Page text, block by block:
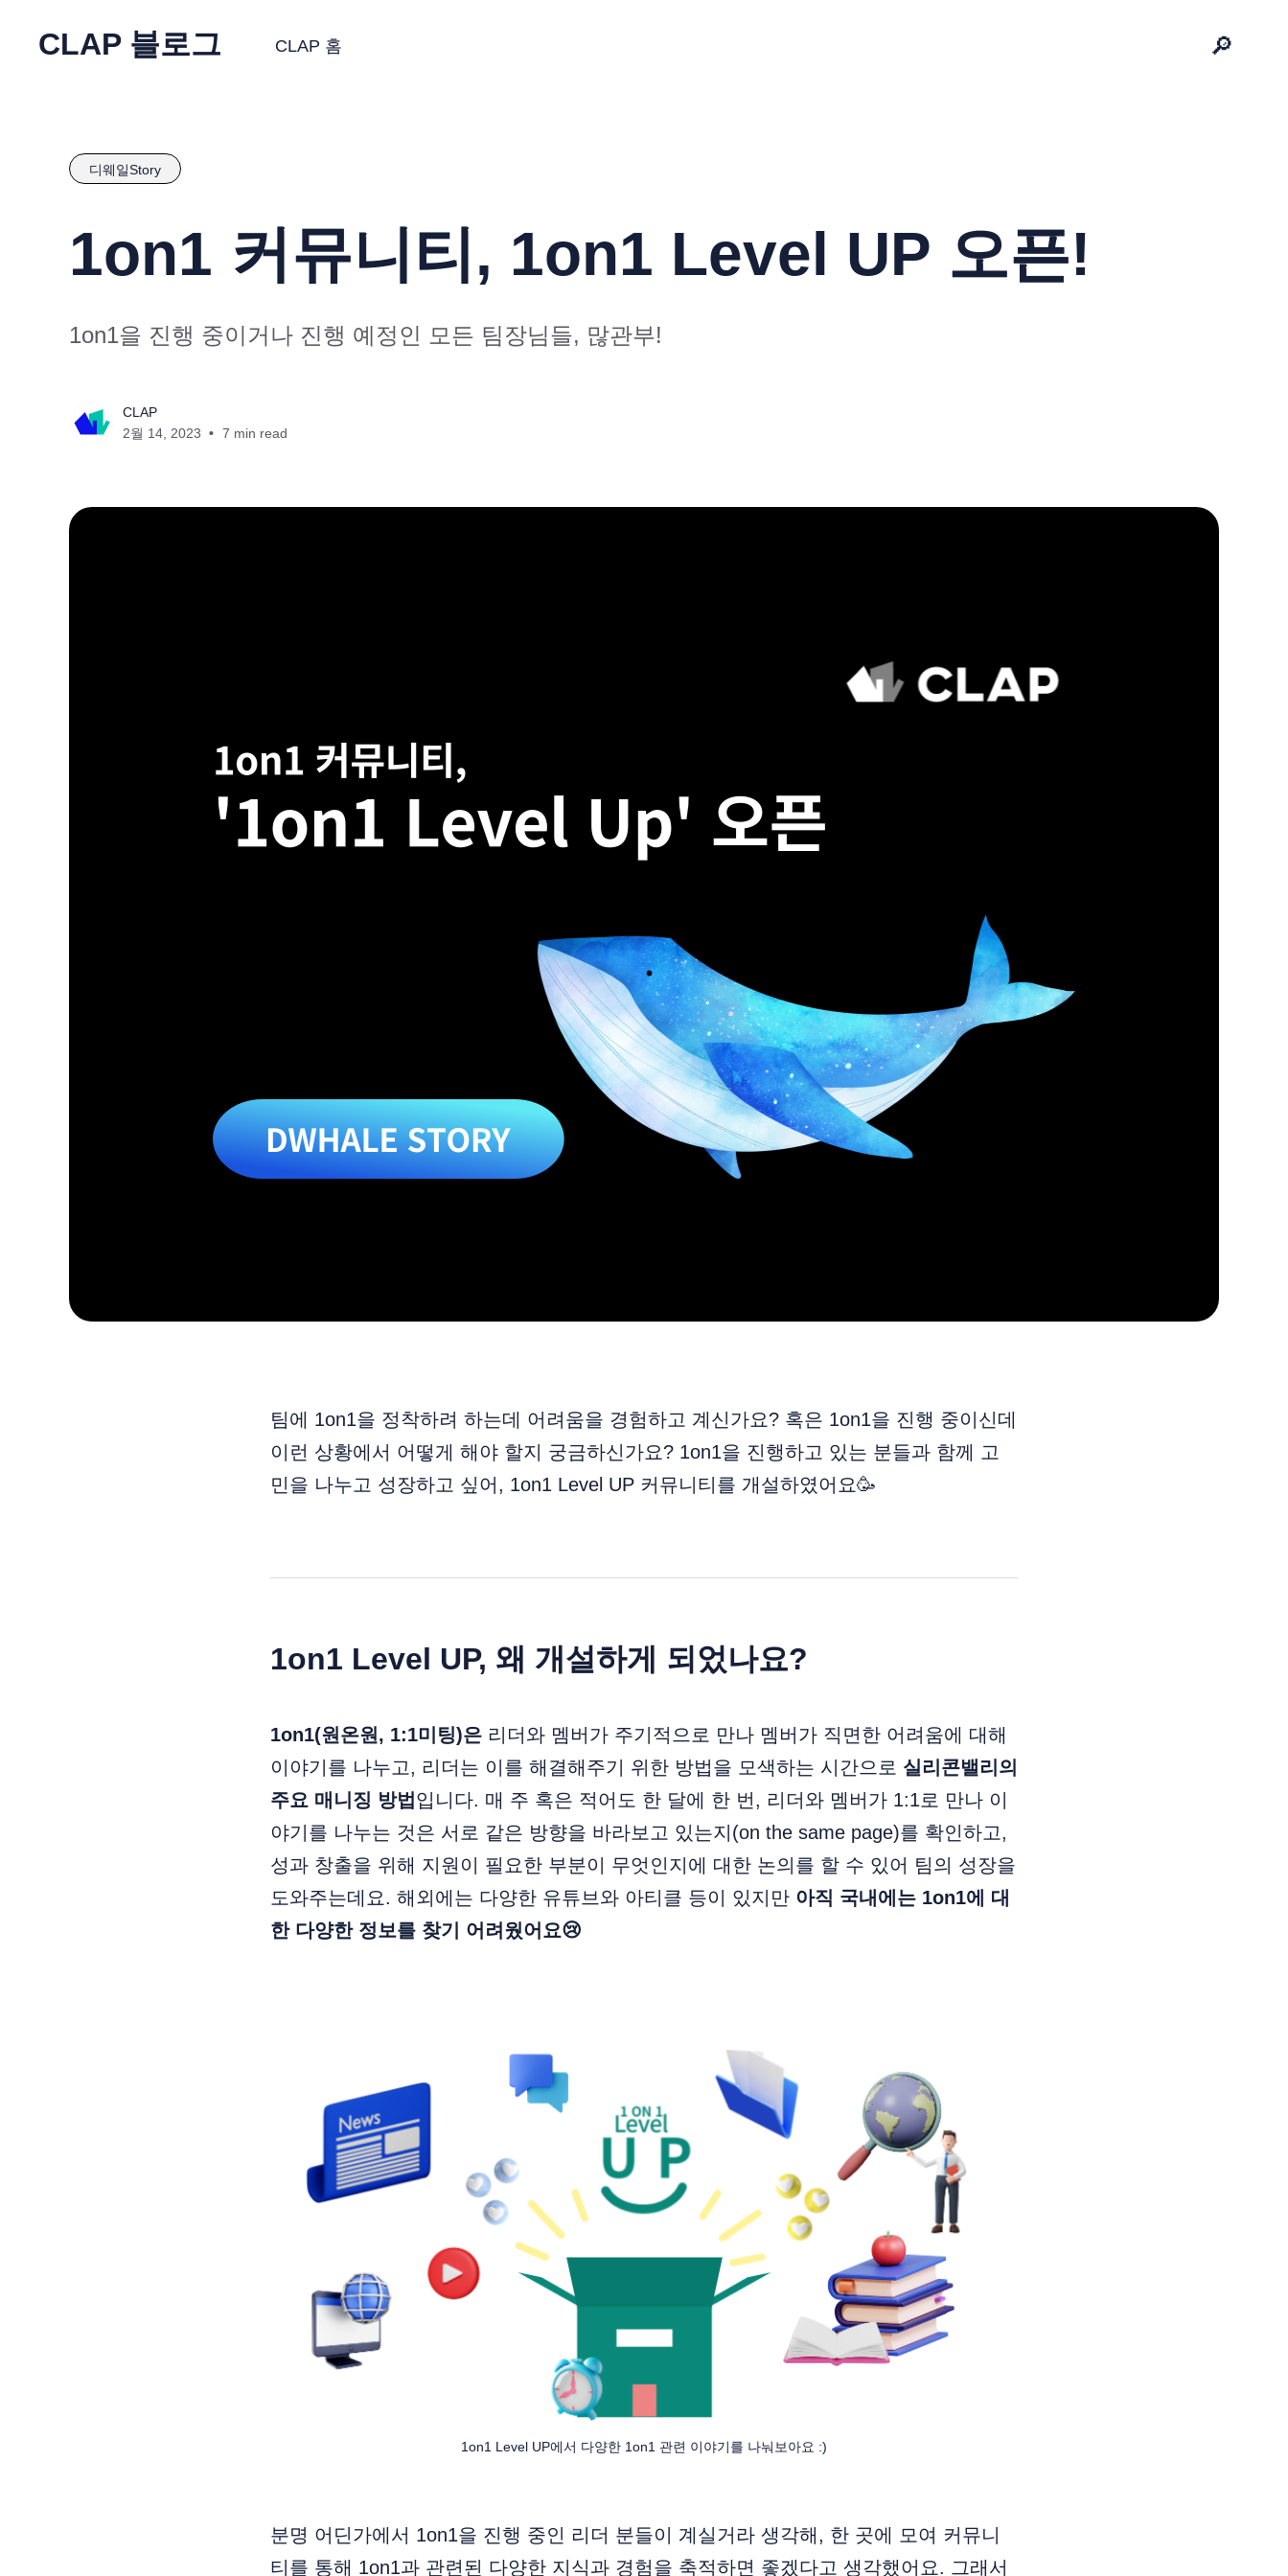
CLAP 블로그 CLAP 홈 🔎
디웨일Story
1on1 커뮤니티, 1on1 Level UP 오픈!
1on1을 진행 중이거나 진행 예정인 모든 팀장님들, 많관부!
CLAP
2월 14, 2023
7 min read
팀에 1on1을 정착하려 하는데 어려움을 경험하고 계신가요? 혹은 1on1을 진행 중이신데
이런 상황에서 어떻게 해야 할지 궁금하신가요? 1on1을 진행하고 있는 분들과 함께 고
민을 나누고 성장하고 싶어, 1on1 Level UP 커뮤니티를 개설하였어요🥳
1on1 Level UP, 왜 개설하게 되었나요?
1on1(원온원, 1:1미팅)은 리더와 멤버가 주기적으로 만나 멤버가 직면한 어려움에 대해
이야기를 나누고, 리더는 이를 해결해주기 위한 방법을 모색하는 시간으로 실리콘밸리의
주요 매니징 방법 입니다. 매 주 혹은 적어도 한 달에 한 번, 리더와 멤버가 1:1로 만나 이
야기를 나누는 것은 서로 같은 방향을 바라보고 있는지(on the same page)를 확인하고,
성과 창출을 위해 지원이 필요한 부분이 무엇인지에 대한 논의를 할 수 있어 팀의 성장을
도와주는데요. 해외에는 다양한 유튜브와 아티클 등이 있지만 아직 국내에는 1on1에 대
한 다양한 정보를 찾기 어려웠어요😢
1on1 Level UP에서 다양한 1on1 관련 이야기를 나눠보아요 :)
분명 어딘가에서 1on1을 진행 중인 리더 분들이 계실거라 생각해, 한 곳에 모여 커뮤니
티를 통해 1on1과 관련된 다양한 지식과 경험을 축적하면 좋겠다고 생각했어요. 그래서